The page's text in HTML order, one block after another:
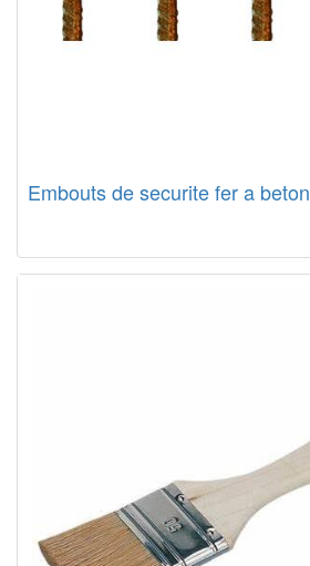
Embouts de securite fer a beton